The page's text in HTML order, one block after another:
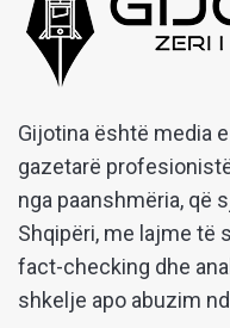
Gijotina është media
gazetarë
nga paanshmëria, që
Shqipëri, me lajme të
fact-checking dhe
shkelje apo abuzim